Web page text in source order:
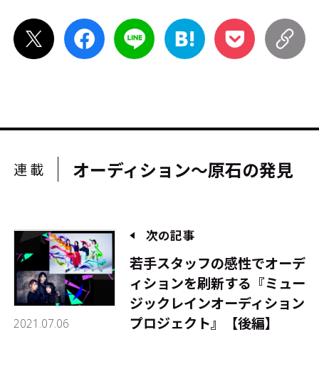
連載 オーディション～原石の発見
2021.07.06
次の記事
若手スタッフの感性でオーデ
ィションを刷新する『ミュー
ジックレインオーディション
プロジェクト』【後編】